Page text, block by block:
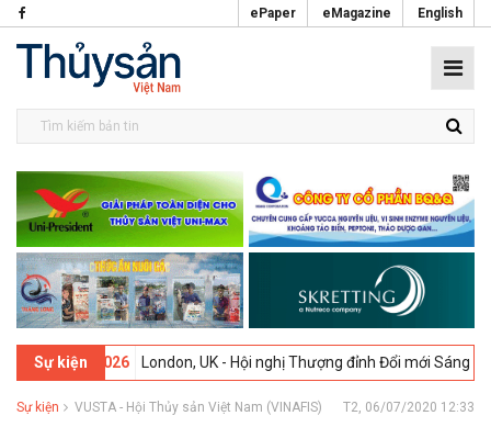
ePaper eMagazine English
Sự kiện
02-2026 London, UK - Hội nghị Thượng đỉnh Đổi mới Sáng tạo
Sự kiện VUSTA - Hội Thủy sản Việt Nam (VINAFIS) T2, 06/07/2020 12:33